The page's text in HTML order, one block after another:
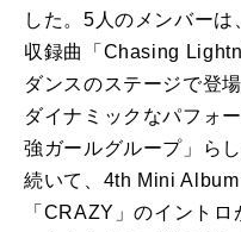
した。5人のメンバー
収録曲「Chasing
ダンスのステージで登
ダイナミックなパフォ
強ガールグループ」ら
続いて、4th Mini
「CRAZY」のイント